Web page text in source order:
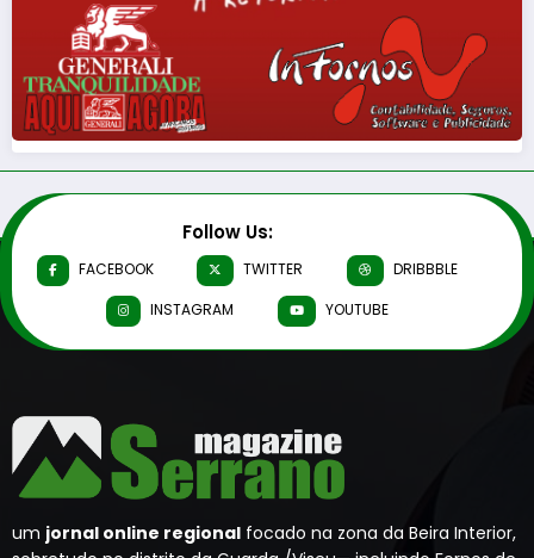
Follow Us:
FACEBOOK TWITTER
DRIBBBLE
INSTAGRAM
YOUTUBE
um jornal online regional focado na zona da Beira Interior,